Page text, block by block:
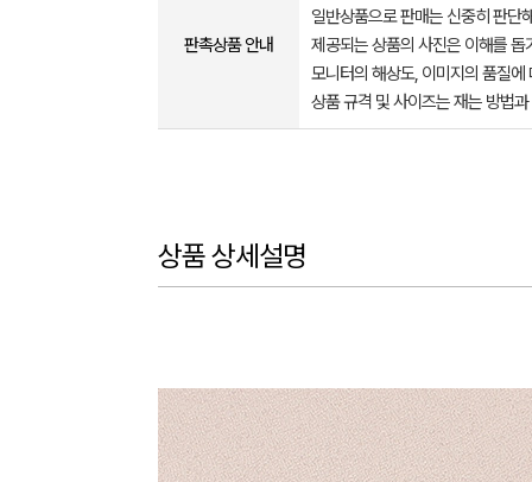
판촉상품 안내
일반상품으로 판매는 신중히 판단
제공되는 상품의 사진은 이해를
모니터의 해상도, 이미지의 품질
상품 규격 및 사이즈는 재는 방법
상품 상세설명